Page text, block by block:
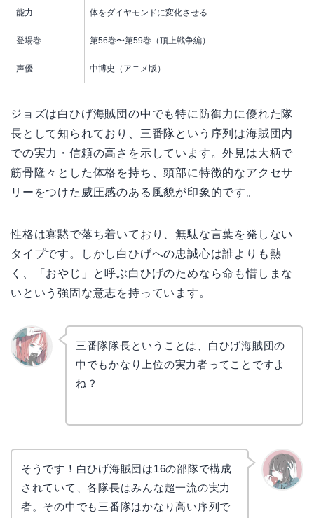
能力 体をダイヤモンドに変化させる
登場巻 第56巻〜第59巻（頂上戦争編）
声優 中博史（アニメ版）
ジョズは白ひげ海賊団の中でも特に防御力に優れた隊
長として知られており、三番隊という序列は海賊団内
での実力・信頼の高さを示しています。外見は大柄で
筋骨隆々とした体格を持ち、頭部に特徴的なアクセサ
リーをつけた威圧感のある風貌が印象的です。
性格は寡黙で落ち着いており、無駄な言葉を発しない
タイプです。しかし白ひげへの忠誠心は誰よりも熱
く、「おやじ」と呼ぶ白ひげのためなら命も惜しまな
いという強固な意志を持っています。
三番隊隊長ということは、白ひげ海賊団の
中でもかなり上位の実力者ってことですよ
ね？
そうです！白ひげ海賊団は16の部隊で構成
されていて、各隊長はみんな超一流の実力
者。その中でも三番隊はかなり高い序列で